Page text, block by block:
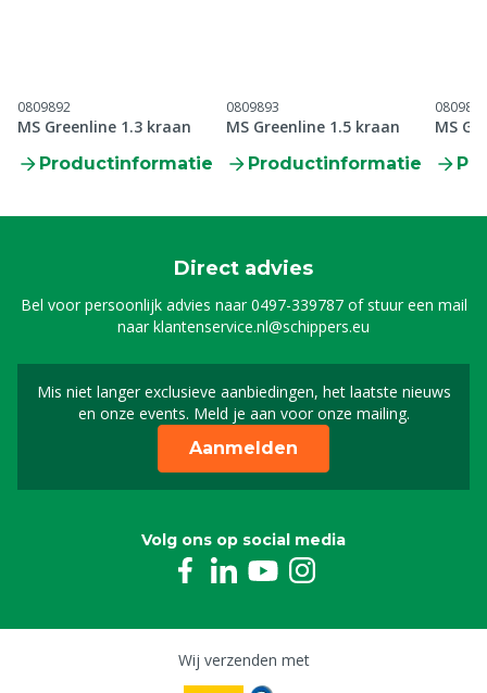
0809892
MS Greenline 1.3 kraan
Productinformatie
0809893
MS Greenline 1.5 kraan
Productinformatie
0809894
MS
Direct advies
Bel voor persoonlijk advies naar0497-339787of stuur een mail
naarklantenservice.nl@schippers.eu
Mis niet langer exclusieve aanbiedingen, het laatste nieuws
en onze events. Meld je aan voor onze mailing.
Schrijf je in voor onze
Aanmelden
Volg ons op social media
Wij verzenden met